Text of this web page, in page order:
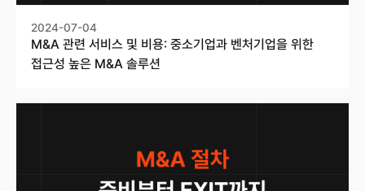
2024-07-04
M&A 관련 서비스 및 비용: 중소기업과 벤처기업을 위한
접근성 높은 M&A 솔루션